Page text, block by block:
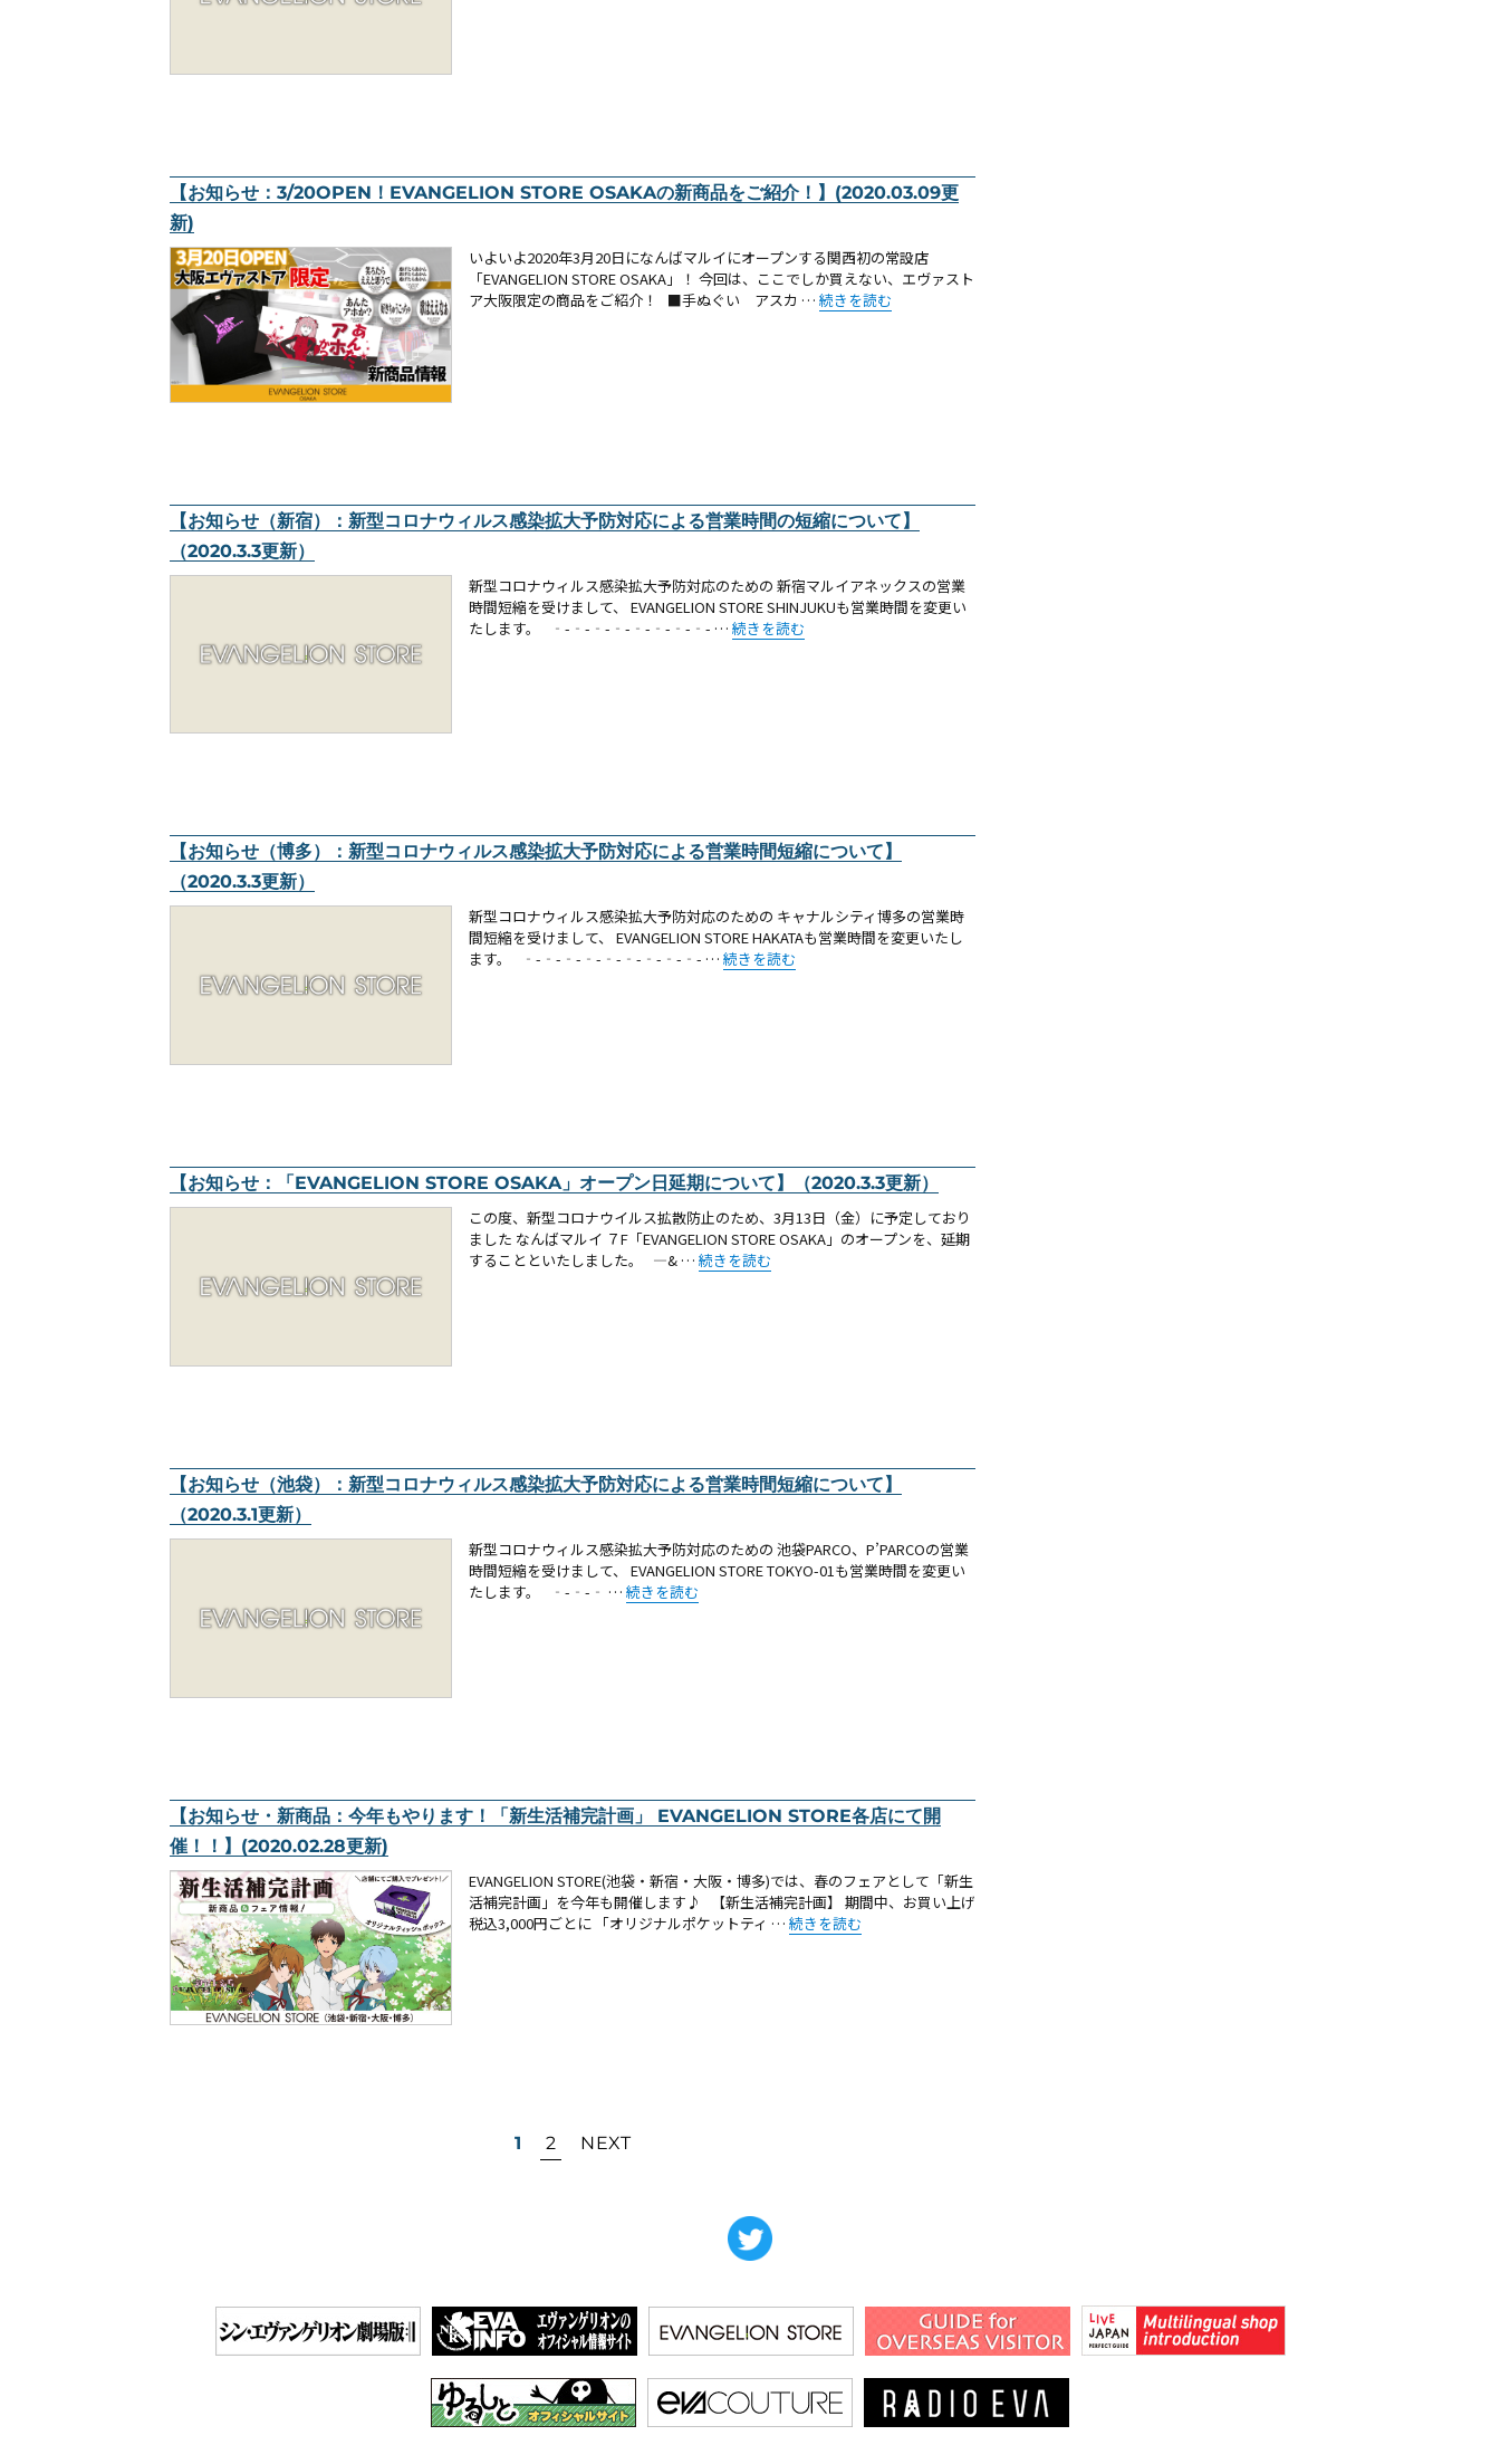
【お知らせ：3/20OPEN！EVANGELION STORE OSAKAの新商品をご紹介！】(2020.03.09更
新)
いよいよ2020年3月20日になんばマルイにオープンする関西初の常設店
「EVANGELION STORE OSAKA」！ 今回は、ここでしか買えない、エヴァスト
ア大阪限定の商品をご紹介！ ■手ぬぐい アスカ … “【お知らせ：3/20OPEN！EVANGELION STORE OSAKAの新商品をご紹介！】(2020.03.09更新)” の
続きを読む
【お知らせ（新宿）：新型コロナウィルス感染拡大予防対応による営業時間の短縮について】
（2020.3.3更新）
新型コロナウィルス感染拡大予防対応のための 新宿マルイアネックスの営業
時間短縮を受けまして、 EVANGELION STORE SHINJUKUも営業時間を変更い
たします。 ‐-‐-‐-‐-‐-‐-‐-‐- … “【お知らせ（新宿）：新型コロナウィルス感染拡大予防対応による営業時間の短縮について】（2020.3.3更新）” の
続きを読む
【お知らせ（博多）：新型コロナウィルス感染拡大予防対応による営業時間短縮について】
（2020.3.3更新）
新型コロナウィルス感染拡大予防対応のための キャナルシティ博多の営業時
間短縮を受けまして、 EVANGELION STORE HAKATAも営業時間を変更いたし
ます。 ‐-‐-‐-‐-‐-‐-‐-‐-‐- … “【お知らせ（博多）：新型コロナウィルス感染拡大予防対応による営業時間短縮について】（2020.3.3更新）” の
続きを読む
【お知らせ：「EVANGELION STORE OSAKA」オープン日延期について】（2020.3.3更新）
この度、新型コロナウイルス拡散防止のため、3月13日（金）に予定しており
ました なんばマルイ ７F「EVANGELION STORE OSAKA」のオープンを、延期
することといたしました。 —& … “【お知らせ：「EVANGELION STORE OSAKA」オープン日延期について】（2020.3.3更新）” の
続きを読む
【お知らせ（池袋）：新型コロナウィルス感染拡大予防対応による営業時間短縮について】
（2020.3.1更新）
新型コロナウィルス感染拡大予防対応のための 池袋PARCO、P’PARCOの営業
時間短縮を受けまして、 EVANGELION STORE TOKYO-01も営業時間を変更い
たします。 ‐-‐-‐ … “【お知らせ（池袋）：新型コロナウィルス感染拡大予防対応による営業時間短縮について】（2020.3.1更新）” の
続きを読む
【お知らせ・新商品：今年もやります！「新生活補完計画」 EVANGELION STORE各店にて開
催！！】(2020.02.28更新)
EVANGELION STORE(池袋・新宿・大阪・博多)では、春のフェアとして「新生
活補完計画」を今年も開催します♪ 【新生活補完計画】 期間中、お買い上げ
税込3,000円ごとに 「オリジナルポケットティ … “【お知らせ・新商品：今年もやります！「新生活補完計画」 EVANGELION STORE各店にて開催！！】
続きを読む
1 2 NEXT